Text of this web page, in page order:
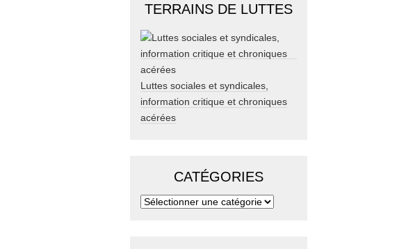
TERRAINS DE LUTTES
Luttes sociales et syndicales,
information critique et chroniques
acérées
CATÉGORIES